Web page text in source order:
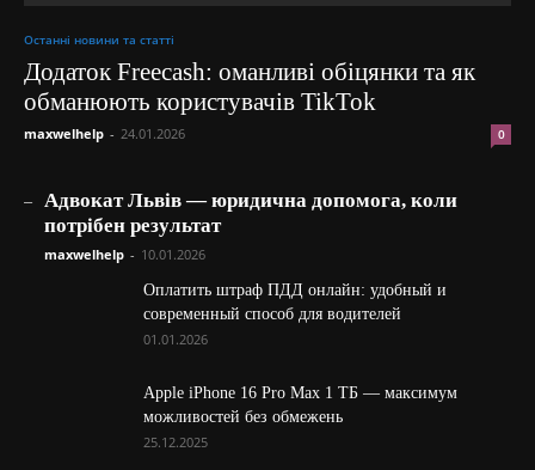
Останні новини та статті
Додаток Freecash: оманливі обіцянки та як
обманюють користувачів TikTok
maxwelhelp - 24.01.2026 0
Адвокат Львів — юридична допомога, коли
потрібен результат
maxwelhelp - 10.01.2026
Оплатить штраф ПДД онлайн: удобный и
современный способ для водителей
01.01.2026
Apple iPhone 16 Pro Max 1 ТБ — максимум
можливостей без обмежень
25.12.2025